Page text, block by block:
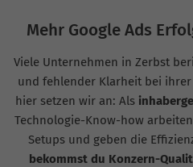
Mehr Google Ads
Viele Unternehmen in Zerbst
und fehlender Klarheit bei ihrer
hier setzen wir an: Als
Technologie-Know-how
Setups und geben die
bekommst du Konzern-